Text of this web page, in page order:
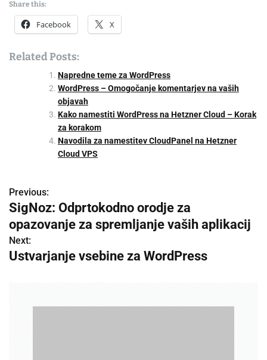
Share this:
Facebook X
Related Posts:
Napredne teme za WordPress
WordPress – Omogočanje komentarjev na vaših
objavah
Kako namestiti WordPress na Hetzner Cloud – Korak
za korakom
Navodila za namestitev CloudPanel na Hetzner
Cloud VPS
P
o
s
t
Previous:
SigNoz: Odprtokodno orodje za
opazovanje za spremljanje vaših aplikacij
Next:
Ustvarjanje vsebine za WordPress